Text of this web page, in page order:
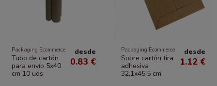
Packaging Ecommerce
Tubo de cartón
para envío 5x40
cm 10 uds
desde
0.83 €
Packaging Ecommerce
Sobre cartón tira
adhesiva
32,1x45,5 cm
desde
1.12 €